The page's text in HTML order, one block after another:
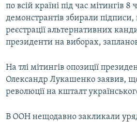
по всій країні під час мітингів 8
демонстрантів збирали підписи,
реєстрації альтернативних
президенти на виборах,
На тлі мітингів опозиції
Олександр Лукашенко заявив, що
революції на кшталт
В ООН нещодавно закликали уряд